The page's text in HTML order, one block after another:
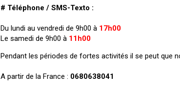
# Téléphone / SMS-Texto :
Du lundi au vendredi de 9h00 à 17h00
Le samedi de 9h00 à 11h00
Pendant les périodes de fortes activités il se peut que
A partir de la France : 0680638041